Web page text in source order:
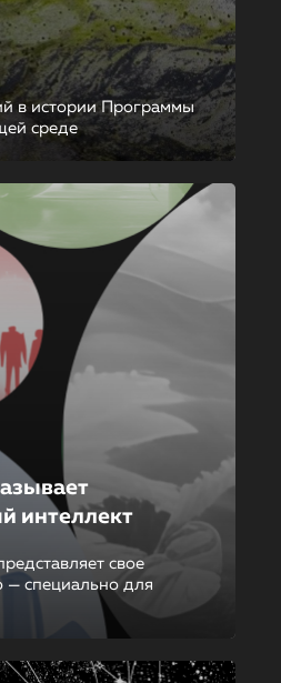
в истории Программы
среде
интеллект
свое
— специально для